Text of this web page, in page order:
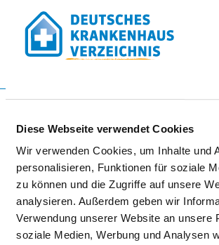
Diese Webseite verwendet Cookies
Wir verwenden Cookies, um Inhalte und
personalisieren, Funktionen für soziale
zu können und die Zugriffe auf unsere
analysieren. Außerdem geben wir
Verwendung unserer Website an unsere
soziale Medien, Werbung und Analysen
Startseite der Fachabteilung
WÜRZBURG